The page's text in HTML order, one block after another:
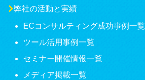
弊社の活動と実績
ECコンサルティング成功事例一覧
ツール活用事例一覧
セミナー開催情報一覧
メディア掲載一覧